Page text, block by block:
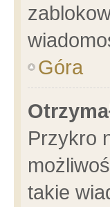
Góra
Przykro
takie